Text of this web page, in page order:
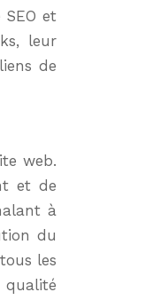
et
leur
de
web.
et de
à
du
les